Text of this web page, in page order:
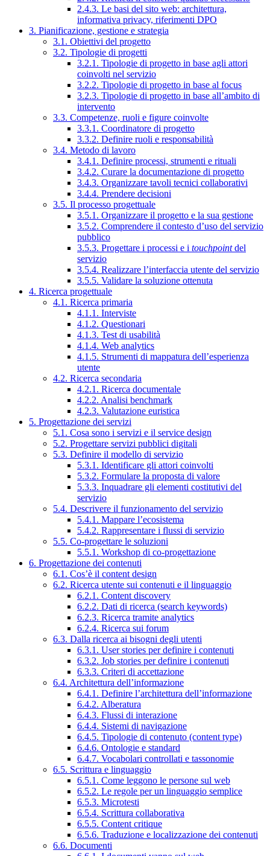
2.4.3. Le basi del sito web: architettura,
informativa privacy, riferimenti DPO
3. Pianificazione, gestione e strategia
3.1. Obiettivi del progetto
3.2. Tipologie di progetti
3.2.1. Tipologie di progetto in base agli attori
coinvolti nel servizio
3.2.2. Tipologie di progetto in base al focus
3.2.3. Tipologie di progetto in base all’ambito di
intervento
3.3. Competenze, ruoli e figure coinvolte
3.3.1. Coordinatore di progetto
3.3.2. Definire ruoli e responsabilità
3.4. Metodo di lavoro
3.4.1. Definire processi, strumenti e rituali
3.4.2. Curare la documentazione di progetto
3.4.3. Organizzare tavoli tecnici collaborativi
3.4.4. Prendere decisioni
3.5. Il processo progettuale
3.5.1. Organizzare il progetto e la sua gestione
3.5.2. Comprendere il contesto d’uso del servizio
pubblico
3.5.3. Progettare i processi e i touchpointdel
servizio
3.5.4. Realizzare l’interfaccia utente del servizio
3.5.5. Validare la soluzione ottenuta
4. Ricerca progettuale
4.1. Ricerca primaria
4.1.1. Interviste
4.1.2. Questionari
4.1.3. Test di usabilità
4.1.4. Web analytics
4.1.5. Strumenti di mappatura dell’esperienza
utente
4.2. Ricerca secondaria
4.2.1. Ricerca documentale
4.2.2. Analisi benchmark
4.2.3. Valutazione euristica
5. Progettazione dei servizi
5.1. Cosa sono i servizi e il service design
5.2. Progettare servizi pubblici digitali
5.3. Definire il modello di servizio
5.3.1. Identificare gli attori coinvolti
5.3.2. Formulare la proposta di valore
5.3.3. Inquadrare gli elementi costitutivi del
servizio
5.4. Descrivere il funzionamento del servizio
5.4.1. Mappare l’ecosistema
5.4.2. Rappresentare i flussi di servizio
5.5. Co-progettare le soluzioni
5.5.1. Workshop di co-progettazione
6. Progettazione dei contenuti
6.1. Cos’è il content design
6.2. Ricerca utente sui contenuti e il linguaggio
6.2.1. Content discovery
6.2.2. Dati di ricerca (search keywords)
6.2.3. Ricerca tramite analytics
6.2.4. Ricerca sui forum
6.3. Dalla ricerca ai bisogni degli utenti
6.3.1. User stories per definire i contenuti
6.3.2. Job stories per definire i contenuti
6.3.3. Criteri di accettazione
6.4. Architettura dell’informazione
6.4.1. Definire l’architettura dell’informazione
6.4.2. Alberatura
6.4.3. Flussi di interazione
6.4.4. Sistemi di navigazione
6.4.5. Tipologie di contenuto (content type)
6.4.6. Ontologie e standard
6.4.7. Vocabolari controllati e tassonomie
6.5. Scrittura e linguaggio
6.5.1. Come leggono le persone sul web
6.5.2. Le regole per un linguaggio semplice
6.5.3. Microtesti
6.5.4. Scrittura collaborativa
6.5.5. Content critique
6.5.6. Traduzione e localizzazione dei contenuti
6.6. Documenti